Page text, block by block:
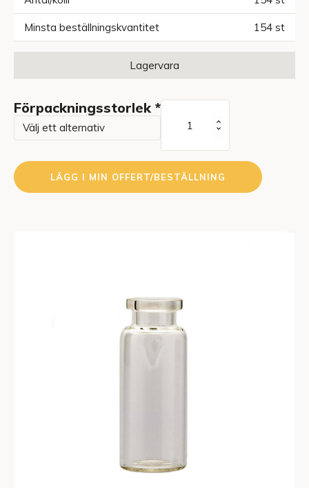
Minsta beställningskvantitet 154 st
Lagervara
Förpackningsstorlek *
Type
1
Glass
15
LÄGG I MIN OFFERT/BESTÄLLNING